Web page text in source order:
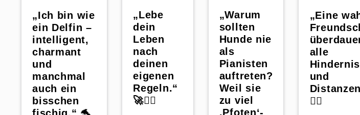
„Ich bin wie
ein Delfin –
intelligent,
charmant
und
manchmal
auch ein
bisschen
„Lebe
dein
Leben
nach
deinen
eigenen
Regeln.“
🚀🙅‍♀️
„Warum
sollten
Hunde nie
als
Pianisten
auftreten?
Weil sie
zu viel
‚Pfoten‘-
„Eine
alle
und
☝🏻